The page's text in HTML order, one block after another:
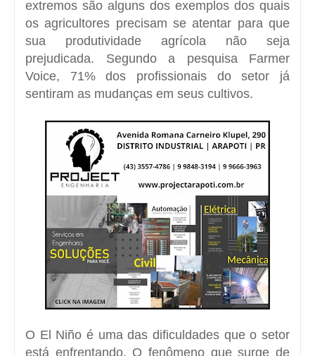
extremos são alguns dos exemplos dos quais
os agricultores precisam se atentar para que
sua produtividade agrícola não seja
prejudicada. Segundo a pesquisa Farmer
Voice, 71% dos profissionais do setor já
sentiram as mudanças em seus cultivos.
O El Niño é uma das dificuldades que o setor
está enfrentando. O fenômeno que surge de